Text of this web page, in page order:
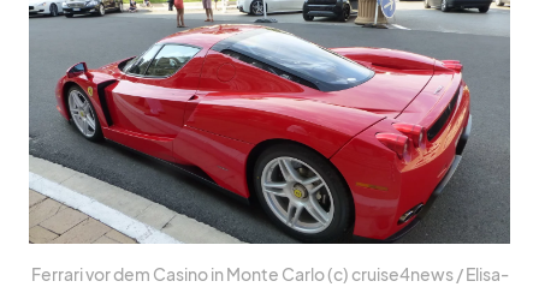
Fer­rari vor dem Ca­sino in Monte Carlo (c) cruise4news /​ Eli­sa­